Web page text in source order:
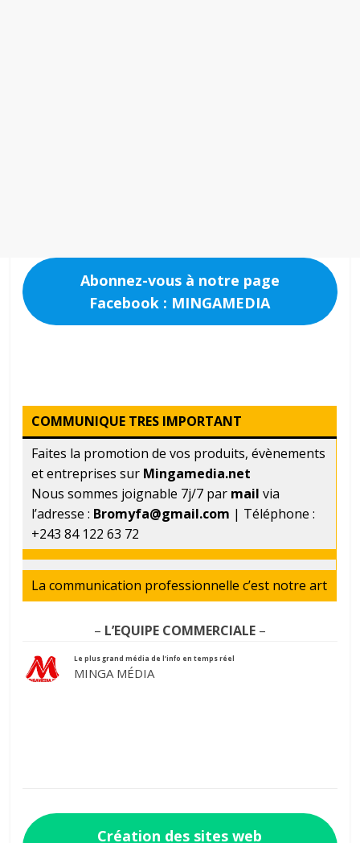
Abonnez-vous à notre page
Facebook : MINGAMEDIA
COMMUNIQUE TRES IMPORTANT
Faites la promotion de vos produits, évènements
et entreprises sur Mingamedia.net
Nous sommes joignable 7j/7 par mail via
l’adresse : Bromyfa@gmail.com | Téléphone :
+243 84 122 63 72
La communication professionnelle c’est notre art
– L’EQUIPE COMMERCIALE–
Le plus grand média de l’info en temps réel
MINGA MÉDIA
Création des sites web